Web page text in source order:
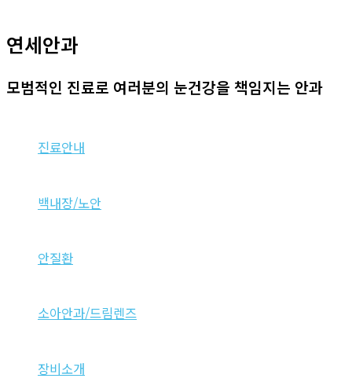
연세안과
모범적인 진료로 여러분의 눈건강을 책임지는 안과
진료안내
백내장/노안
안질환
소아안과/드림렌즈
장비소개